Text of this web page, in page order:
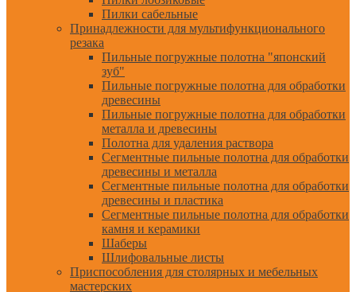
Пилки сабельные
Принадлежности для мультифункционального
резака
Пильные погружные полотна "японский
зуб"
Пильные погружные полотна для обработки
древесины
Пильные погружные полотна для обработки
металла и древесины
Полотна для удаления раствора
Сегментные пильные полотна для обработки
древесины и металла
Сегментные пильные полотна для обработки
древесины и пластика
Сегментные пильные полотна для обработки
камня и керамики
Шаберы
Шлифовальные листы
Приспособления для столярных и мебельных
мастерских